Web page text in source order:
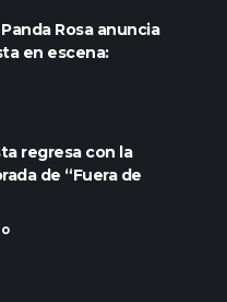
Rosa anuncia
en escena:
regresa con la
de “Fuera de